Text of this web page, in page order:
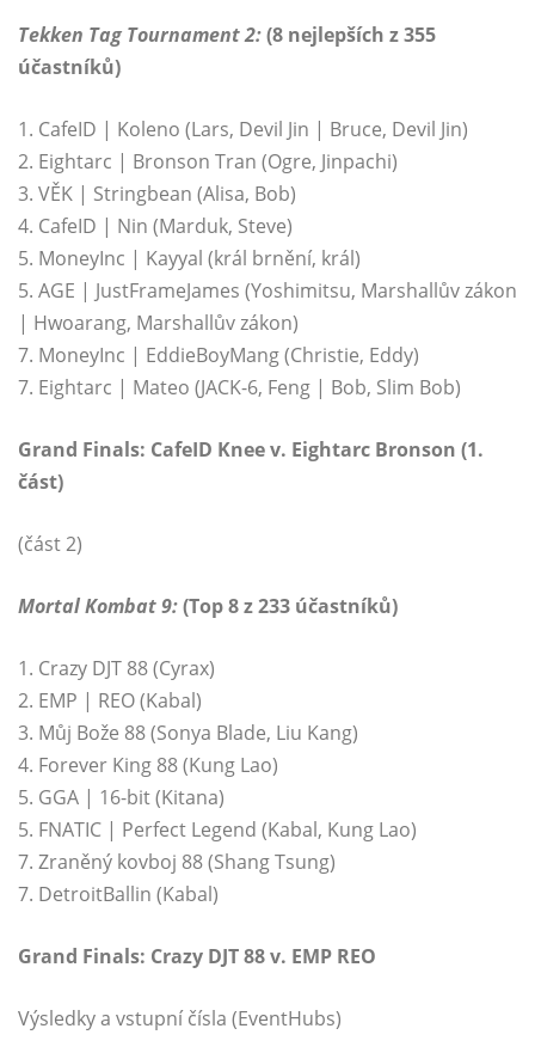
Tekken Tag Tournament 2:(8 nejlepších z 355
účastníků)
1. CafeID | Koleno (Lars, Devil Jin | Bruce, Devil Jin)
2. Eightarc | Bronson Tran (Ogre, Jinpachi)
3. VĚK | Stringbean (Alisa, Bob)
4. CafeID | Nin (Marduk, Steve)
5. MoneyInc | Kayyal (král brnění, král)
5. AGE | JustFrameJames (Yoshimitsu, Marshallův zákon
| Hwoarang, Marshallův zákon)
7. MoneyInc | EddieBoyMang (Christie, Eddy)
7. Eightarc | Mateo (JACK-6, Feng | Bob, Slim Bob)
Grand Finals: CafeID Knee v. Eightarc Bronson (1.
část)
(část 2)
Mortal Kombat 9:(Top 8 z 233 účastníků)
1. Crazy DJT 88 (Cyrax)
2. EMP | REO (Kabal)
3. Můj Bože 88 (Sonya Blade, Liu Kang)
4. Forever King 88 (Kung Lao)
5. GGA | 16-bit (Kitana)
5. FNATIC | Perfect Legend (Kabal, Kung Lao)
7. Zraněný kovboj 88 (Shang Tsung)
7. DetroitBallin (Kabal)
Grand Finals: Crazy DJT 88 v. EMP REO
Výsledky a vstupní čísla (EventHubs)